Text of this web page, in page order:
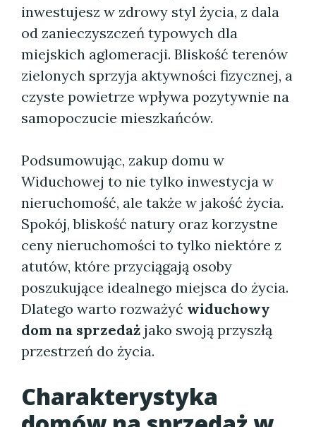
inwestujesz w zdrowy styl życia, z dala
od zanieczyszczeń typowych dla
miejskich aglomeracji. Bliskość terenów
zielonych sprzyja aktywności fizycznej, a
czyste powietrze wpływa pozytywnie na
samopoczucie mieszkańców.
Podsumowując, zakup domu w
Widuchowej to nie tylko inwestycja w
nieruchomość, ale także w jakość życia.
Spokój, bliskość natury oraz korzystne
ceny nieruchomości to tylko niektóre z
atutów, które przyciągają osoby
poszukujące idealnego miejsca do życia.
Dlatego warto rozważyć widuchowy
dom na sprzedaż jako swoją przyszłą
przestrzeń do życia.
Charakterystyka